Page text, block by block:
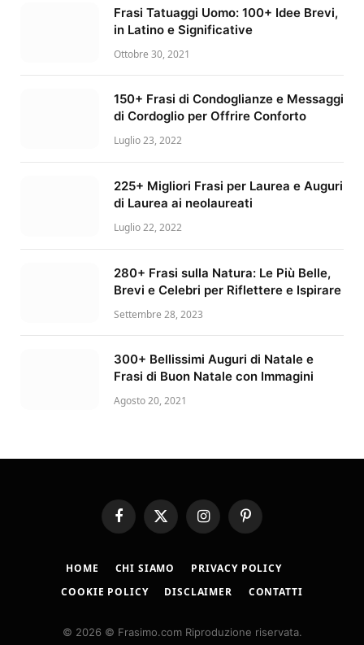
Frasi Tatuaggi Uomo: 100+ Idee Brevi,
in Latino e Significative
Ottobre 30, 2021
150+ Frasi di Condoglianze e Messaggi
di Cordoglio per Offrire Conforto
Luglio 23, 2022
225+ Migliori Frasi per Laurea e Auguri
di Laurea ai neolaureati
Luglio 22, 2022
280+ Frasi sulla Natura: Le Più Belle,
Brevi e Celebri per Riflettere e Ispirare
Settembre 28, 2023
300+ Bellissimi Auguri di Natale e
Frasi di Buon Natale con Immagini
Agosto 20, 2021
Facebook
X
(Twitter)
InstagramPinterest
HOME CHI SIAMO
PRIVACY POLICY
COOKIE POLICY
DISCLAIMER CONTATTI
© 2026 © Frasimo.com Riproduzione riservata.